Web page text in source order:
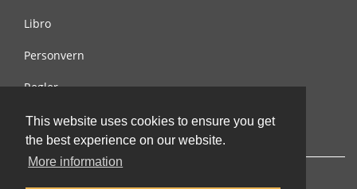
This website uses cookies to ensure you get
the best experience on our website.
More information
Libro
Personvern
Regler
Kontakt oss